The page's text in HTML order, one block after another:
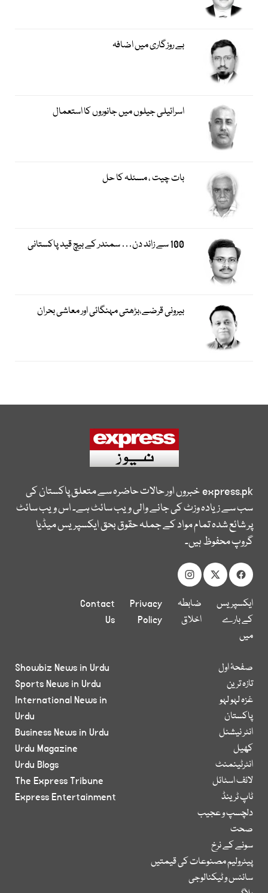
بے روزگاری میں اضافہ
اسرائیلی جیلوں میں جانوروں کا استعمال
بات چیت ، مسئلہ کا حل
100 سے زائد دن… سمندر کے بیچ قید پاکستانی
بیرونی قرضے،بڑھتی مہنگائی اور معاشی بحران
express.pkخبروں اور حالات حاضرہ سے متعلق پاکستان کی
سب سے زیادہ وزٹ کی جانے والی ویب سائٹ ہے۔ اس ویب سائٹ
پر شائع شدہ تمام مواد کے جملہ حقوق بحق ایکسپریس میڈیا
گروپ محفوظ ہیں۔
ایکسپریس
کے بارے
میں
ضابطہ
اخلاق
Privacy
Policy
Contact
Us
صفحۂ اول
تازہ ترین
غزہ لہو لہو
پاکستان
انٹر نیشنل
کھیل
انٹرٹینمنٹ
لائف اسٹائل
ٹاپ ٹرینڈ
دلچسپ و عجیب
صحت
سونے کے نرخ
پیٹرولیم مصنوعات کی قیمتیں
سائنس و ٹیکنالوجی
Showbiz News in Urdu
Sports News in Urdu
International News in
Urdu
Business News in Urdu
Urdu Magazine
Urdu Blogs
The Express Tribune
Express Entertainment